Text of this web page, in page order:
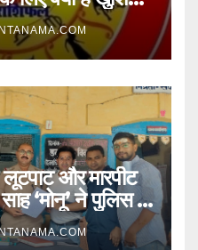
और मारपीट
‘मोनू’ ने पुलिस से